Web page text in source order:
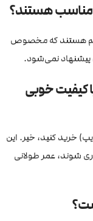
مناسب هستند؟
هستند که مخصوص
پیشنهاد نمی‌شود.
کیفیت خوبی
خرید کنید، خیر. این
شوند، عمر طولانی